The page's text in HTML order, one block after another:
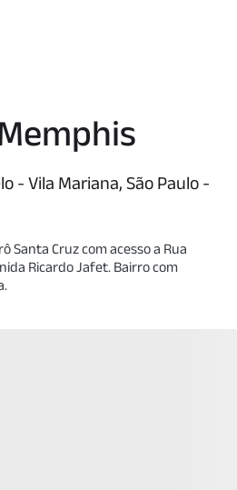
- Vila Mariana, São Paulo -
Santa Cruz com acesso a Rua
Ricardo Jafet. Bairro com